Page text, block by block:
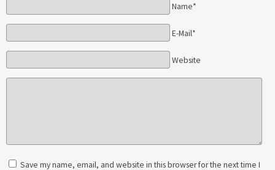
Name*
E-Mail*
Website
Save my name, email, and website in this browser for the next time I